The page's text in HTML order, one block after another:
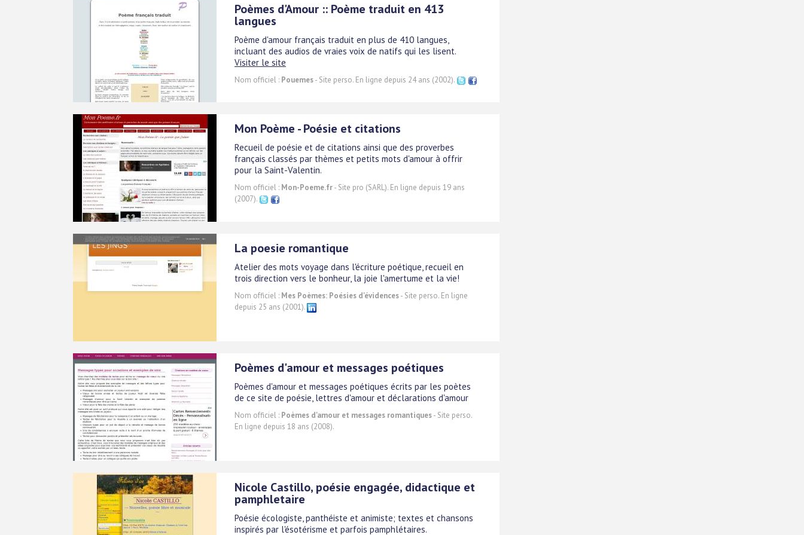
Poèmes d'Amour :: Poème traduit en 413
langues
Poème d'amour français traduit en plus de 410 langues,
incluant des audios de vraies voix de natifs qui les lisent.
Visiter le site
Nom officiel : Pouemes- Site perso. En ligne depuis 24 ans (2002).
Mon Poème - Poésie et citations
Recueil de poésie et de citations ainsi que des proverbes
français classés par thèmes et petits mots d'amour à offrir
pour la Saint-Valentin.
Nom officiel : Mon-Poeme.fr- Site pro (SARL). En ligne depuis 19 ans
(2007).
La poesie romantique
Atelier des mots voyage dans l'écriture poétique, recueil en
trois direction vers le bonheur, la joie l'amertume et la vie!
Nom officiel : Mes Poèmes: Poésies d'évidences- Site perso. En ligne
depuis 25 ans (2001).
Poèmes d'amour et messages poétiques
Poèmes d'amour et messages poétiques écrits par les poètes
de ce site de poésie, lettres d'amour et déclarations d'amour
Nom officiel : Poèmes d'amour et messages romantiques- Site perso.
En ligne depuis 18 ans (2008).
Nicole Castillo, poésie engagée, didactique et
pamphletaire
Poésie écologiste, panthéiste et animiste; textes et chansons
inspirés par l'ésotérisme et parfois pamphlétaires.